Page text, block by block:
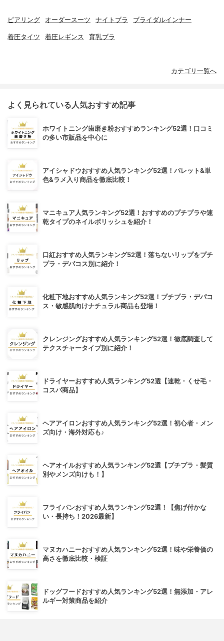
ピアリング オーダースーツ ナイトブラ ブライダルインナー
着圧タイツ 着圧レギンス 育乳ブラ
カテゴリ一覧へ
よく見られている人気おすすめ記事
ホワイトニング歯磨き粉おすすめランキング52選！口コミ
の多い市販品を中心に
アイシャドウおすすめ人気ランキング52選！パレット&単
色&ラメ入り商品を徹底比較！
マニキュア人気ランキング52選！おすすめのプチプラや速
乾タイプのネイルポリッシュを紹介！
口紅おすすめ人気ランキング52選！落ちないリップをプチ
プラ・デパコス別に紹介！
化粧下地おすすめ人気ランキング52選！プチプラ・デパコ
ス・敏感肌向けナチュラル商品も登場！
クレンジングおすすめ人気ランキング52選！徹底調査して
テクスチャータイプ別に紹介！
ドライヤーおすすめ人気ランキング52選【速乾・くせ毛・
コスパ商品】
ヘアアイロンおすすめ人気ランキング52選！初心者・メン
ズ向け・海外対応も♪
ヘアオイルおすすめ人気ランキング52選【プチプラ・髪質
別やメンズ向けも！】
フライパンおすすめ人気ランキング52選！【焦げ付かな
い・長持ち！2026最新】
マヌカハニーおすすめ人気ランキング52選！味や栄養価の
高さを徹底比較・検証
ドッグフードおすすめ人気ランキング52選！無添加・アレ
ルギー対策商品を紹介